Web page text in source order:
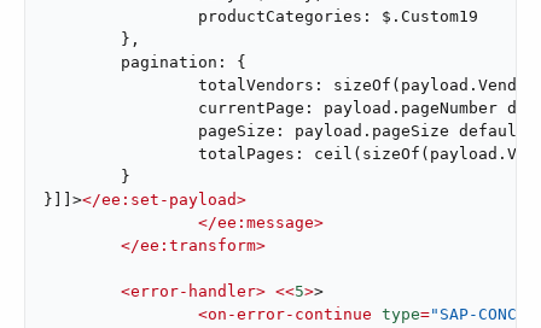
}]]></ee:set-payload>
</ee:message>
</ee:transform>
<error-handler> <<5>>
<on-error-continue type="SAP-